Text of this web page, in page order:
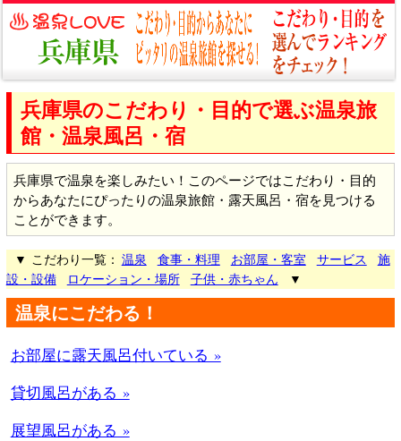
兵庫県のこだわり・目的で選ぶ温泉旅
館・温泉風呂・宿
兵庫県で温泉を楽しみたい！このページではこだわり・目的
からあなたにぴったりの温泉旅館・露天風呂・宿を見つける
ことができます。
▼ こだわり一覧： 温泉 食事・料理 お部屋・客室 サービス
施
設・設備
ロケーション・場所 子供・赤ちゃん ▼
温泉にこだわる！
お部屋に露天風呂付いている »
貸切風呂がある »
展望風呂がある »